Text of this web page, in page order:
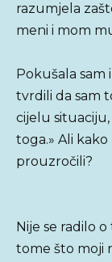
razumjela
meni i mom
Pokušala sam
tvrdili da sam
cijelu
toga.» Ali
prouzročili?
Nije se radilo
tome što moji